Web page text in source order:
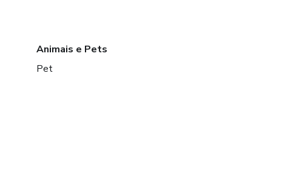
Animais e Pets
Pet